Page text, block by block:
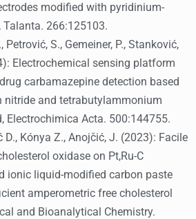
modified with pyridinium-
266:125103.
Petrović, S., Gemeiner, P., Stanković,
Electrochemical sensing platform
carbamazepine detection based
nitride and tetrabutylammonium
Electrochimica Acta. 500:144755.
D., Kónya Z., Anojčić, J. (2023): Facile
oxidase on Pt,Ru-C
ionic liquid-modified carbon paste
amperometric free cholesterol
and Bioanalytical Chemistry.